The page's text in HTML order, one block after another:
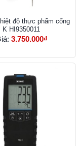
độ thực phẩm cổng
K HI9350011
3.750.000₫